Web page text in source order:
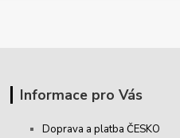
Informace pro Vás
Doprava a platba ČESKO